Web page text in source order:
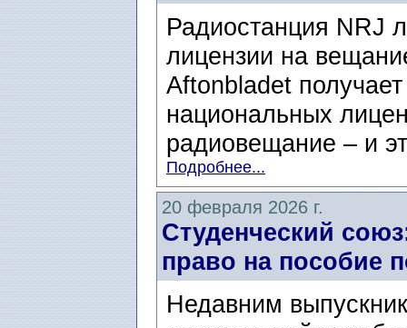
Радиостанция NRJ
лицензии на
Aftonbladet
национальных
радиовещание – и
Подробнее...
20 февраля 2026 г.
Студенческий
право на пособие
Недавним